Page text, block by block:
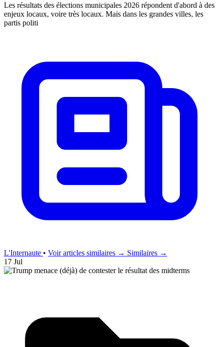
Les résultats des élections municipales 2026 répondent d'abord à des
enjeux locaux, voire très locaux. Mais dans les grandes villes, les
partis politi
L'Internaute • Voir articles similaires → Similaires →
17 Jul